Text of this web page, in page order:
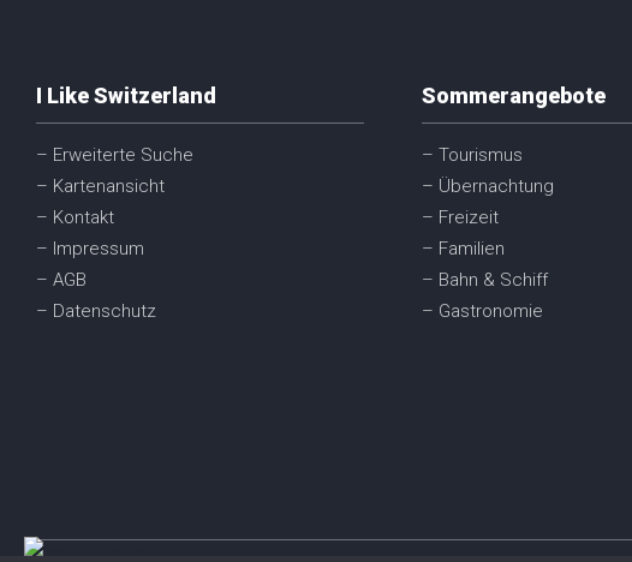
I Like Switzerland
– Erweiterte Suche
– Kartenansicht
– Kontakt
– Impressum
– AGB
– Datenschutz
Sommerangebote
– Tourismus
– Übernachtung
– Freizeit
– Familien
– Bahn & Schiff
– Gastronomie